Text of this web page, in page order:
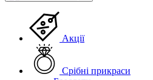
Акції
Срібні прикраси